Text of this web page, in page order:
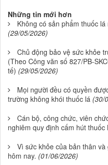
Những tin mới hơn
Không có sản phẩm thuốc
(29/05/2026)
Chủ động bảo vệ sức khỏe
(Theo Công văn số 827/PB-
tế) (29/05/2026)
Mọi người đều có quyền
trường không khói thuốc lá (30/
Cán bộ, công chức, viên
nghiêm quy định cấm hút thuốc
Vì sức khỏe của bản thân
hôm nay. (01/06/2026)